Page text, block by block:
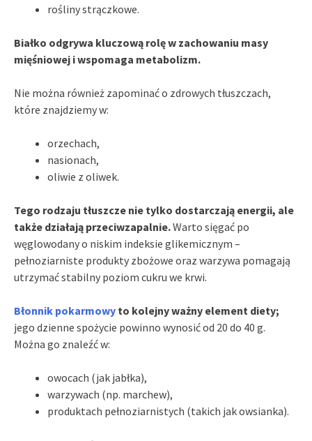
rośliny strączkowe.
Białko odgrywa kluczową rolę w zachowaniu masy
mięśniowej i wspomaga metabolizm.
Nie można również zapominać o zdrowych tłuszczach,
które znajdziemy w:
orzechach,
nasionach,
oliwie z oliwek.
Tego rodzaju tłuszcze nie tylko dostarczają energii, ale
także działają przeciwzapalnie.Warto sięgać po
węglowodany o niskim indeksie glikemicznym –
pełnoziarniste produkty zbożowe oraz warzywa pomagają
utrzymać stabilny poziom cukru we krwi.
Błonnik pokarmowy to kolejny ważny element diety;
jego dzienne spożycie powinno wynosić od 20 do 40 g.
Można go znaleźć w:
owocach (jak jabłka),
warzywach (np. marchew),
produktach pełnoziarnistych (takich jak owsianka).